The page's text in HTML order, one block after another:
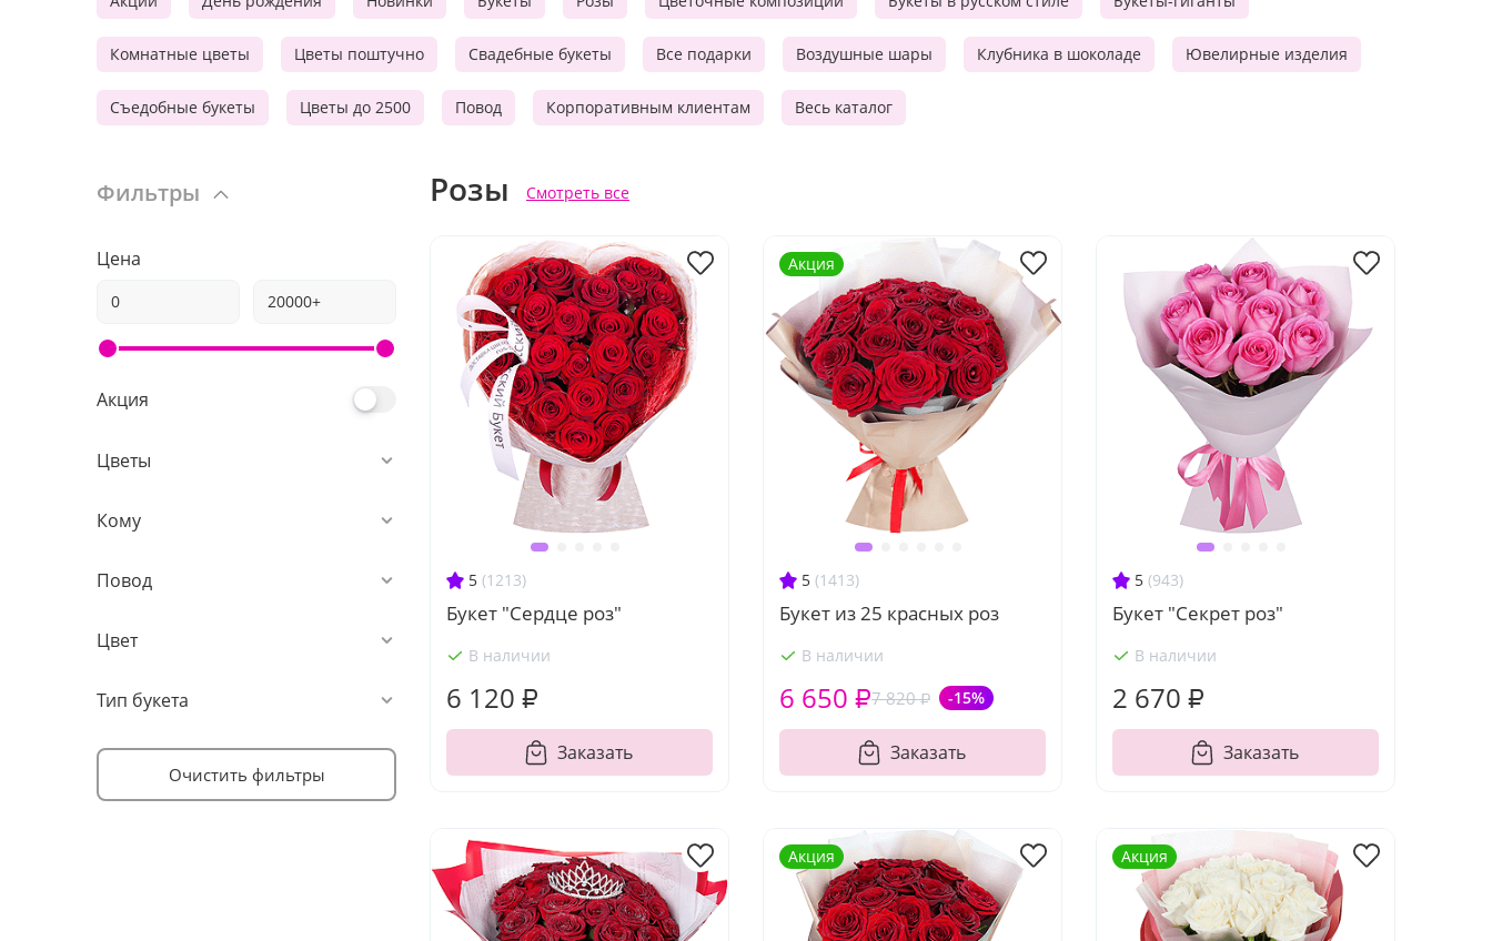
Комнатные цветы Цветы поштучно Свадебные букеты Все подарки Воздушные шары Клубника в шоколаде Ювелирные изделия
Съедобные букеты Цветы до 2500 Повод Корпоративным клиентам Весь каталог
Фильтры
Цена
Акция
Цветы
Кому
Повод
Цвет
Тип букета
Очистить фильтры
Розы Смотреть все
5 (1213)
Букет "Сердце роз"
В наличии
6 120 ₽
Заказать
5 (1413)
Букет из 25 красных роз
В наличии
7 820 ₽ -15%
6 650 ₽
Заказать
Акция
5 (943)
Букет "Секрет роз"
В наличии
2 670 ₽
Заказать
Акция Акция